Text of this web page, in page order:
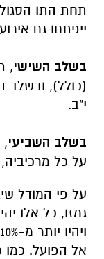
תחת התו
ייפתחו גם
בשלב השישי,
(כולל), ובשלב
י"ב.
בשלב השביעי,
על כל
על פי המודל
גמזו, כל אלו
אל הפועל. כמו